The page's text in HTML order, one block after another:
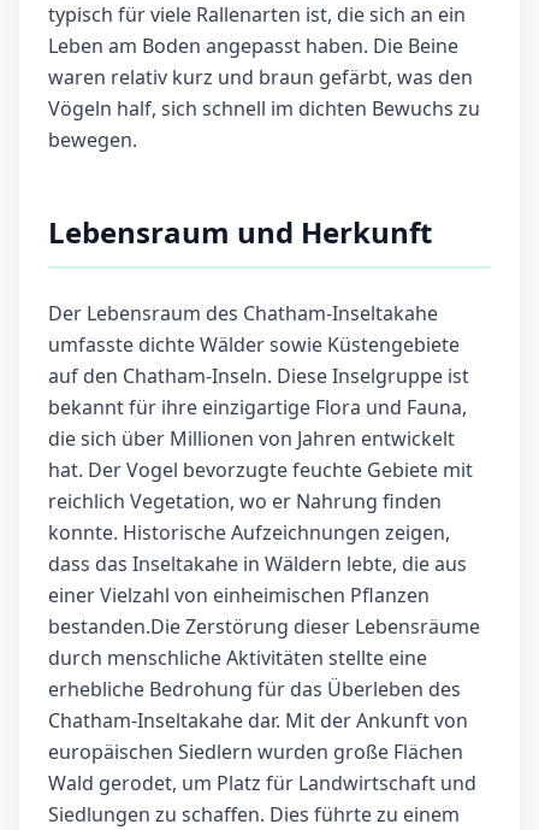
typisch für viele Rallenarten ist, die sich an ein
Leben am Boden angepasst haben. Die Beine
waren relativ kurz und braun gefärbt, was den
Vögeln half, sich schnell im dichten Bewuchs zu
bewegen.
Lebensraum und Herkunft
Der Lebensraum des Chatham-Inseltakahe
umfasste dichte Wälder sowie Küstengebiete
auf den Chatham-Inseln. Diese Inselgruppe ist
bekannt für ihre einzigartige Flora und Fauna,
die sich über Millionen von Jahren entwickelt
hat. Der Vogel bevorzugte feuchte Gebiete mit
reichlich Vegetation, wo er Nahrung finden
konnte. Historische Aufzeichnungen zeigen,
dass das Inseltakahe in Wäldern lebte, die aus
einer Vielzahl von einheimischen Pflanzen
bestanden.Die Zerstörung dieser Lebensräume
durch menschliche Aktivitäten stellte eine
erhebliche Bedrohung für das Überleben des
Chatham-Inseltakahe dar. Mit der Ankunft von
europäischen Siedlern wurden große Flächen
Wald gerodet, um Platz für Landwirtschaft und
Siedlungen zu schaffen. Dies führte zu einem